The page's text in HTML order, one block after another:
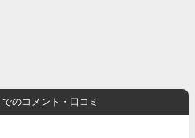
でのコメント・口コミ